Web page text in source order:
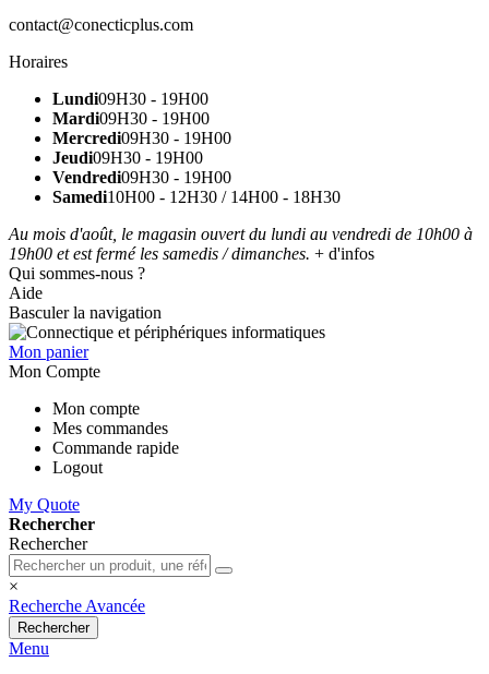
contact@conecticplus.com
Horaires
Lundi09H30 - 19H00
Mardi09H30 - 19H00
Mercredi09H30 - 19H00
Jeudi09H30 - 19H00
Vendredi09H30 - 19H00
Samedi10H00 - 12H30 / 14H00 - 18H30
Au mois d'août, le magasin ouvert du lundi au vendredi de 10h00 à
19h00 et est fermé les samedis / dimanches. + d'infos
Qui sommes-nous ?
Aide
Basculer la navigation
Mon panier
Mon Compte
Mon compte
Mes commandes
Commande rapide
Logout
My Quote
Rechercher
Rechercher
×
Recherche Avancée
Rechercher
Menu